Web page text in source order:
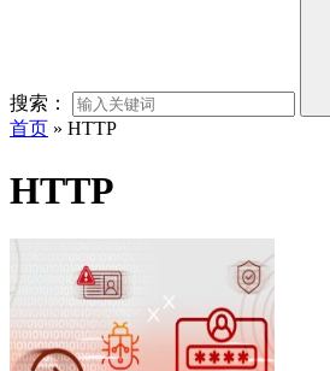
搜索：
首页 » HTTP
HTTP